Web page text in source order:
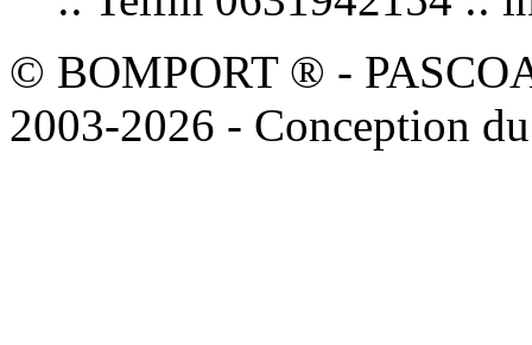
© BOMPORT ® -
2003-2026 - Conception